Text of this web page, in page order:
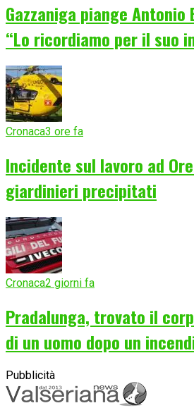
Gazzaniga piange Antonio
“Lo ricordiamo per il suo
Cronaca3 ore fa
Incidente sul lavoro ad
giardinieri precipitati
Cronaca2 giorni fa
Pradalunga, trovato il
di un uomo dopo un
Pubblicità